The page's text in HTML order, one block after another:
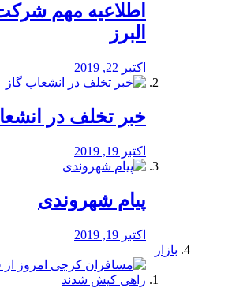
️اطلاعیه مهم
البرز
اکتبر 22, 2019
خبر تخلف در
اکتبر 19, 2019
پیام شهروندی
اکتبر 19, 2019
بازار